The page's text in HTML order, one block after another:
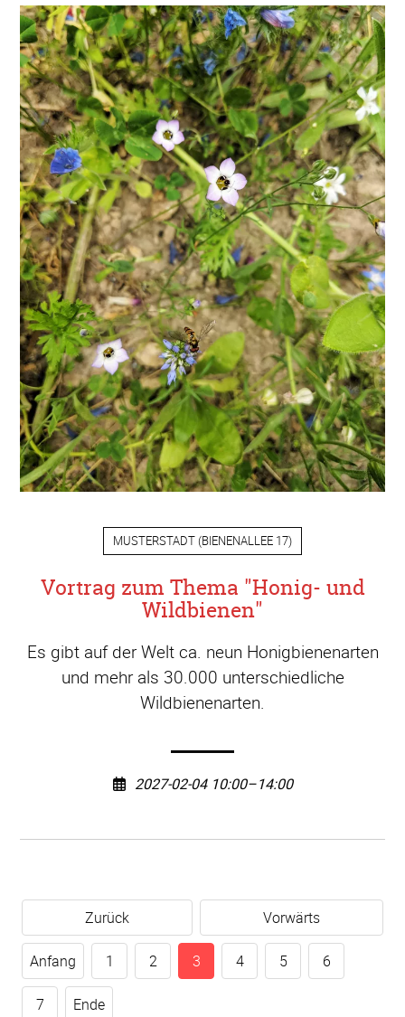
MUSTERSTADT (BIENENALLEE 17)
Vortrag zum Thema "Honig- und
Wildbienen"
Es gibt auf der Welt ca. neun Honigbienenarten
und mehr als 30.000 unterschiedliche
Wildbienenarten.
2027-02-04 10:00–14:00
Zurück Vorwärts
Anfang 1 2 3 4 5 6
7 Ende